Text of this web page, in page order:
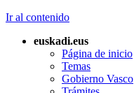
Ir al contenido
euskadi.eus
Página de inicio
Temas
Gobierno Vasco